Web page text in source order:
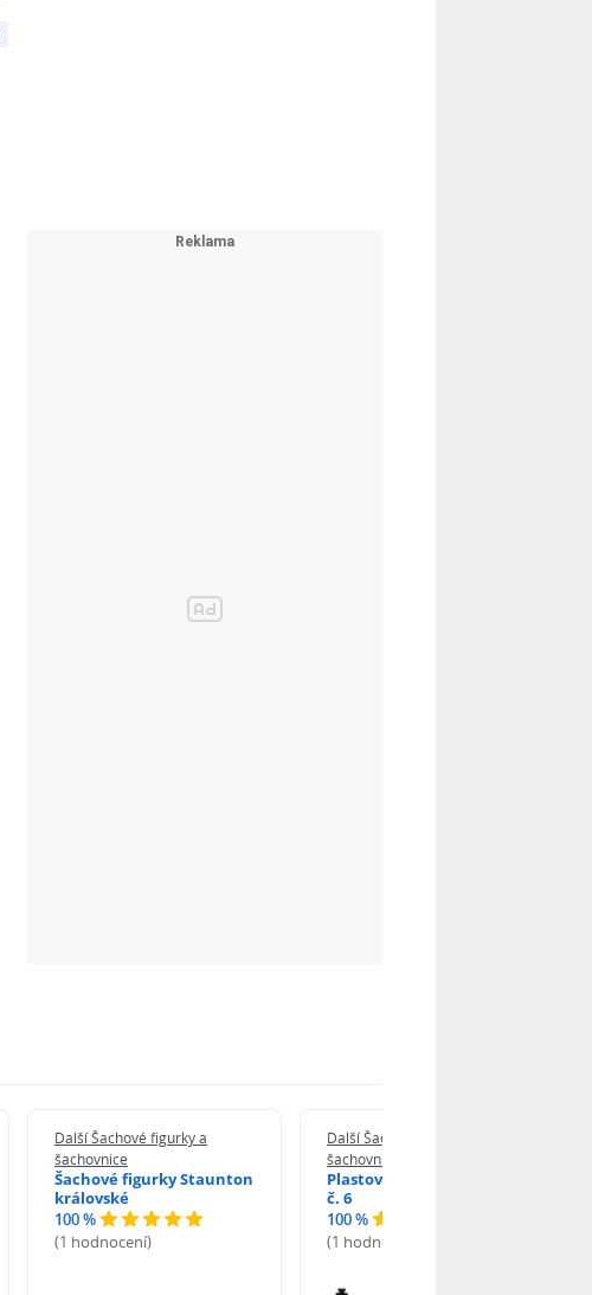
Další Šachové figurky a
šachovnice
Šachové figurky Staunton
královské
100 %
(1 hodnocení)
Další Šachové figurky a
šachovnice
Plastové figurky Staunton
č. 6
100 %
(1 hodnocení)